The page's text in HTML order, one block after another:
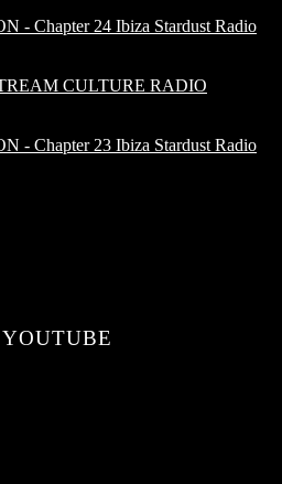
- Chapter 24 Ibiza Stardust Radio
CULTURE RADIO
- Chapter 23 Ibiza Stardust Radio